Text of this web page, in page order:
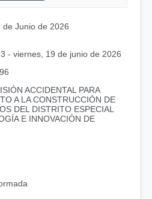
de Junio de 2026
- viernes, 19 de junio de 2026
ACCIDENTAL PARA
A LA CONSTRUCCIÓN DE
DEL DISTRITO ESPECIAL
E INNOVACIÓN DE